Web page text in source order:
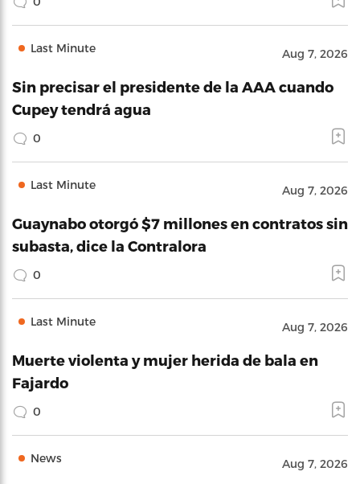
Last Minute Aug 7, 2026
Sin precisar el presidente de la AAA cuando
Cupey tendrá agua
0
Last Minute Aug 7, 2026
Guaynabo otorgó $7 millones en contratos sin
subasta, dice la Contralora
0
Last Minute Aug 7, 2026
Muerte violenta y mujer herida de bala en
Fajardo
0
News Aug 7, 2026